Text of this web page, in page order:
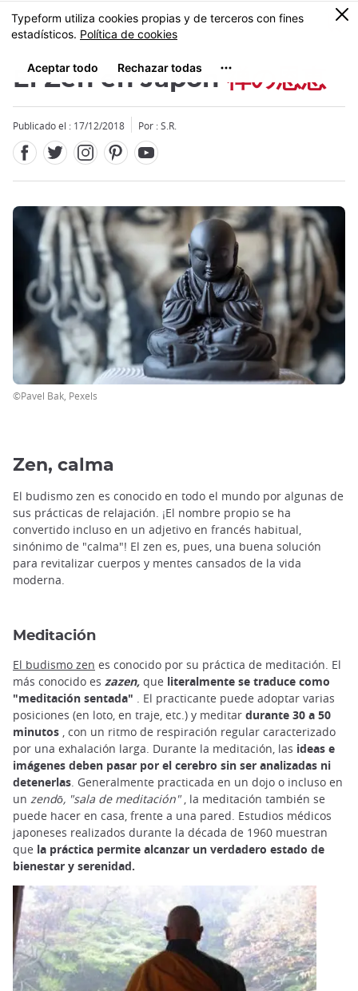
Tamaño
MENU
0
El Zen en Japón 禅の恩恵
Publicado el : 17/12/2018 Por : S.R.
©Pavel Bak, Pexels
Zen, calma
El budismo zen es conocido en todo el mundo por algunas de
sus prácticas de relajación. ¡El nombre propio se ha
convertido incluso en un adjetivo en francés habitual,
sinónimo de "calma"! El zen es, pues, una buena solución
para revitalizar cuerpos y mentes cansados de la vida
moderna.
Meditación
El budismo zen es conocido por su práctica de meditación. El
más conocido es zazen, que literalmente se traduce como
"meditación sentada" . El practicante puede adoptar varias
posiciones (en loto, en traje, etc.) y meditar durante 30 a 50
minutos , con un ritmo de respiración regular caracterizado
por una exhalación larga. Durante la meditación, las ideas e
imágenes deben pasar por el cerebro sin ser analizadas ni
detenerlas . Generalmente practicada en un dojo o incluso en
un zendō, "sala de meditación", la meditación también se
puede hacer en casa, frente a una pared. Estudios médicos
japoneses realizados durante la década de 1960 muestran
que la práctica permite alcanzar un verdadero estado de
bienestar y serenidad.